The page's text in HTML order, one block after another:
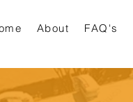
About FAQ's